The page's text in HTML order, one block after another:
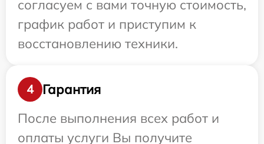
согласуем с вами точную стоимость,
график работ и приступим к
восстановлению техники.
4
Гарантия
После выполнения всех работ и
оплаты услуги Вы получите